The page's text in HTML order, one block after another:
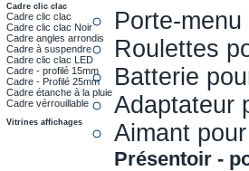
Cadre clic clac
Cadre clic clac
Cadre clic clac Noir
Cadre angles arrondis
Cadre à suspendre
Cadre clic clac LED
Cadre - profilé 15mm
Cadre - Profilé 25mm
Cadre étanche à la pluie
Cadre vérrouillable
Vitrines affichages
Porte-
Roulettes
Batterie
Adaptateur
Aimant
Présentoir -